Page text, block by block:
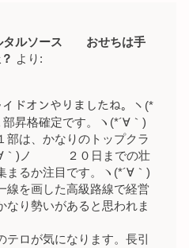
タルソース おせちは手
より:
オンやりましたね。ヽ(*
格確定です。ヽ(*´∀｀)
、かなりのトップクラ
｀)ノ ２０日までの壮
まるか注目です。ヽ(*´∀｀)
画した高級路線で経営
なり勢いがあると思われま
ロが気になります。長引